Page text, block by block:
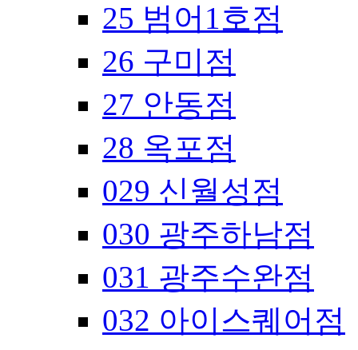
25 범어1호점
26 구미점
27 안동점
28 옥포점
029 신월성점
030 광주하남점
031 광주수완점
032 아이스퀘어점